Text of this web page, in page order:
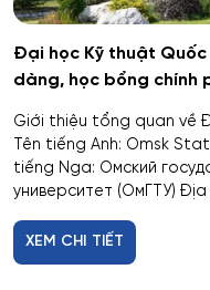
Cơ nhiệt máy bay và
Cơ sở hạ tầng nhà ở
Cơ điện tử và Robotics
Cấp nước và xử lý
Đại học Kỹ thuật
dàng, học bổng chính
Giới thiệu tổng quan về
Tên tiếng Anh: Omsk
tiếng Nga: Омский
университет (ОмГТУ) Địa
XEM CHI TIẾT